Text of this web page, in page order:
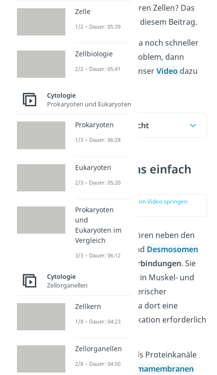
erfüllen sie in unseren Zellen? Das
alles erfährst du in diesem Beitrag.
Du willst das Thema noch schneller
verstehen? Kein Problem, dann
schaue dir gerne unserVideo dazu
Inhaltsübersicht
Gap Junctions einfach
erklärt
zur Stelle im Video springen
(00:10)
Gap Junctions gehören neben den
und Desmosomen
Zell-Zell-Verbindungen. Sie
kommen vor allem in Muskel- und
Nervengeweben tierischer
Organismen vor, da dort eine
schnelle Kommunikation erforderlich
Du kannst sie dir als Proteinkanäle
zwischen den Plasmamembranen
Zelle
1/2 – Dauer: 05:39
Zellbiologie
2/2 – Dauer: 05:41
Cytologie
Prokaryoten und Eukaryoten
Prokaryoten
1/3 – Dauer: 06:28
Eukaryoten
2/3 – Dauer: 05:20
Prokaryoten
und
Eukaryoten im
Vergleich
3/3 – Dauer: 06:12
Cytologie
Zellorganellen
Zellkern
1/8 – Dauer: 04:23
Zellorganellen
2/8 – Dauer: 04:50